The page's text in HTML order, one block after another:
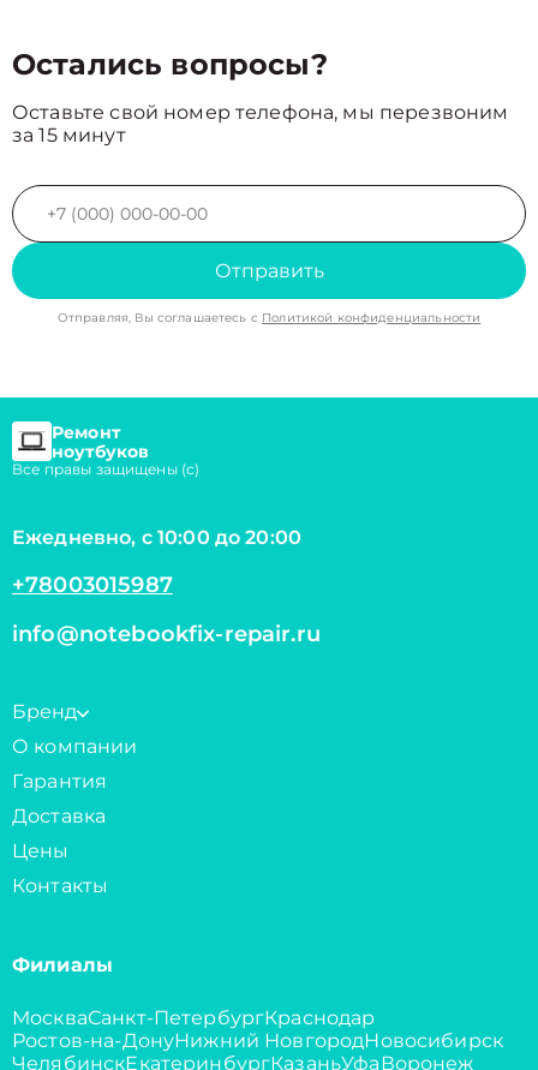
Остались вопросы?
Оставьте свой номер телефона, мы перезвоним
за 15 минут
Отправить
Отправляя, Вы соглашаетесь с Политикой конфиденциальности
Ремонт
ноутбуков
Все правы защищены (с)
Ежедневно, с 10:00 до 20:00
+78003015987
info@notebookfix-repair.ru
Бренд
О компании
Гарантия
Доставка
Цены
Контакты
Филиалы
МоскваСанкт-ПетербургКраснодар
Ростов-на-ДонуНижний НовгородНовосибирск
ЧелябинскЕкатеринбургКазаньУфаВоронеж